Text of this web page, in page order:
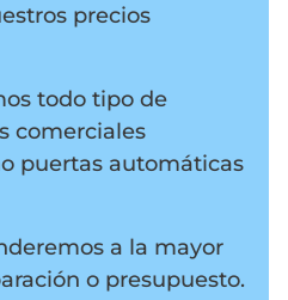
precios
todo tipo de
comerciales
puertas automáticas
a la mayor
o presupuesto.